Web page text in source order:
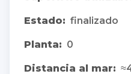
Estado: finalizado
Planta: 0
Distancia al mar: